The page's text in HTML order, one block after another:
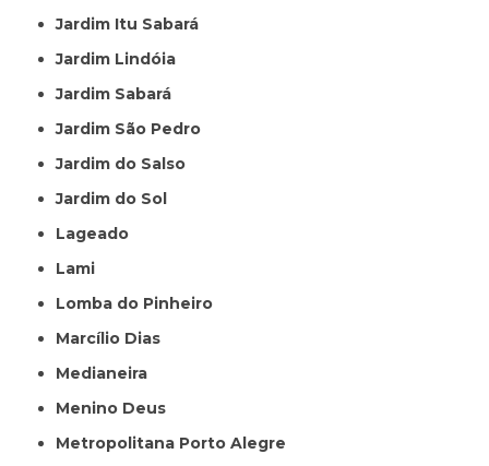
Jardim Itu Sabará
Jardim Lindóia
Jardim Sabará
Jardim São Pedro
Jardim do Salso
Jardim do Sol
Lageado
Lami
Lomba do Pinheiro
Marcílio Dias
Medianeira
Menino Deus
Metropolitana Porto Alegre